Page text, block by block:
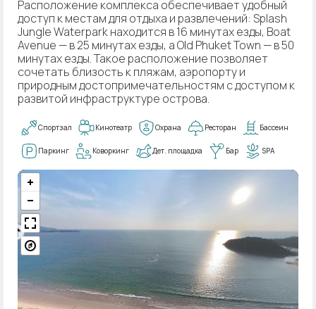
Расположение комплекса обеспечивает удобный
доступ к местам для отдыха и развлечений: Splash
Jungle Waterpark находится в 16 минутах езды, Boat
Avenue — в 25 минутах езды, а Old Phuket Town — в 50
минутах езды. Такое расположение позволяет
сочетать близость к пляжам, аэропорту и
природным достопримечательностям с доступом к
развитой инфраструктуре острова.
Спортзал Кинотеатр Охрана Ресторан Бассеин
Паркинг Коворкинг Дет. площадка Бар SPA